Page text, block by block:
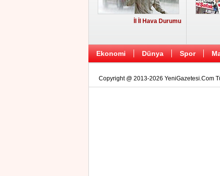
İl İl Hava Durumu
Ekonomi Dünya Spor
Copyright @ 2013-2026 YeniGazetesi.Com